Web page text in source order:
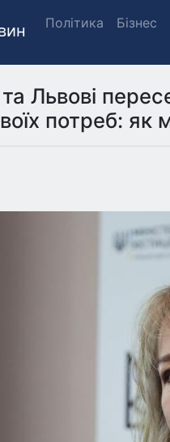
Політика Бізнес
та Львові
потреб: